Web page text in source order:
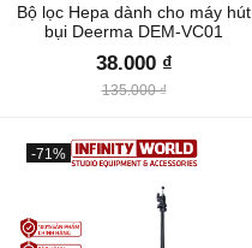
Bộ lọc Hepa dành cho máy hút
bụi Deerma DEM-VC01
38.000 ₫
135.000 ₫
-71%